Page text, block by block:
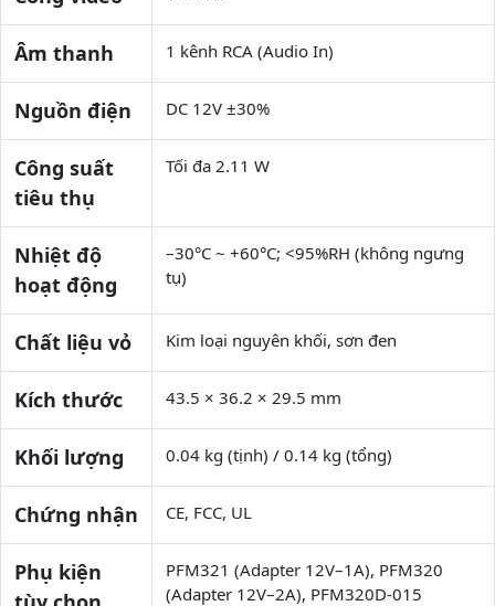
Âm thanh 1 kênh RCA (Audio In)
Nguồn điện DC 12V ±30%
Công suất
tiêu thụ
Tối đa 2.11 W
Nhiệt độ
hoạt động
–30°C ~ +60°C; <95%RH (không ngưng
tụ)
Chất liệu vỏ Kim loại nguyên khối, sơn đen
Kích thước 43.5 × 36.2 × 29.5 mm
Khối lượng 0.04 kg (tịnh) / 0.14 kg (tổng)
Chứng nhận CE, FCC, UL
Phụ kiện
PFM321 (Adapter 12V–1A), PFM320
(Adapter 12V–2A), PFM320D-015